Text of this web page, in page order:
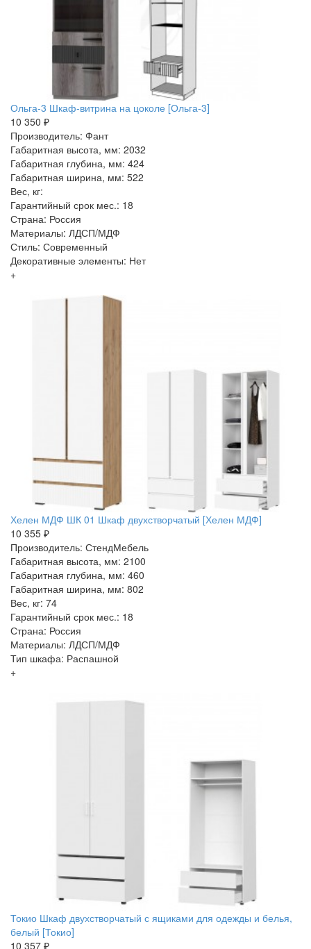
Ольга-3 Шкаф-витрина на цоколе [Ольга-3]
10 350 ₽
Производитель: Фант
Габаритная высота, мм: 2032
Габаритная глубина, мм: 424
Габаритная ширина, мм: 522
Вес, кг:
Гарантийный срок мес.: 18
Страна: Россия
Материалы: ЛДСП/МДФ
Стиль: Современный
Декоративные элементы: Нет
+
Хелен МДФ ШК 01 Шкаф двухстворчатый [Хелен МДФ]
10 355 ₽
Производитель: СтендМебель
Габаритная высота, мм: 2100
Габаритная глубина, мм: 460
Габаритная ширина, мм: 802
Вес, кг: 74
Гарантийный срок мес.: 18
Страна: Россия
Материалы: ЛДСП/МДФ
Тип шкафа: Распашной
+
Токио Шкаф двухстворчатый с ящиками для одежды и белья,
белый [Токио]
10 357 ₽